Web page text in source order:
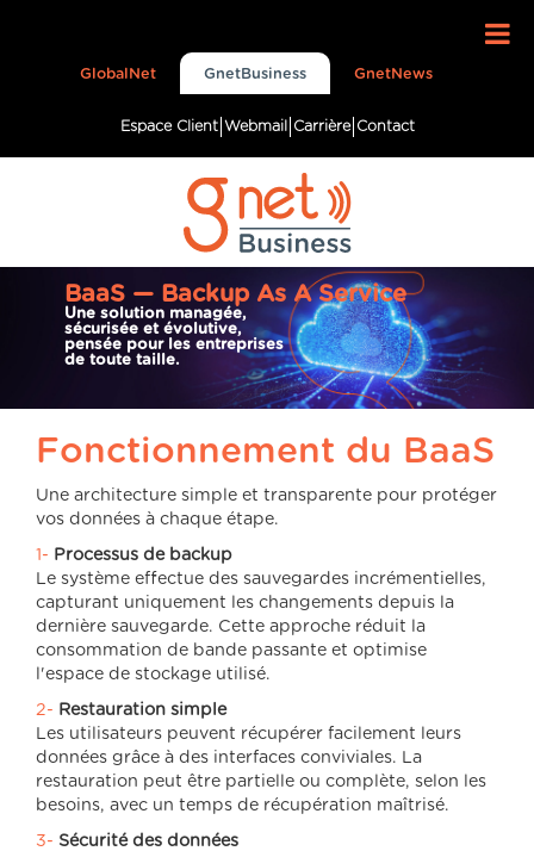
GlobalNet GnetBusiness GnetNews
Espace Client Webmail Carrière Contact
BaaS — Backup As A Service
Une solution managée,
sécurisée et évolutive,
pensée pour les entreprises
de toute taille.
Fonctionnement du BaaS
Une architecture simple et transparente pour protéger
vos données à chaque étape.
1- Processus de backup
Le système effectue des sauvegardes incrémentielles,
capturant uniquement les changements depuis la
dernière sauvegarde. Cette approche réduit la
consommation de bande passante et optimise
l'espace de stockage utilisé.
2- Restauration simple
Les utilisateurs peuvent récupérer facilement leurs
données grâce à des interfaces conviviales. La
restauration peut être partielle ou complète, selon les
besoins, avec un temps de récupération maîtrisé.
3- Sécurité des données